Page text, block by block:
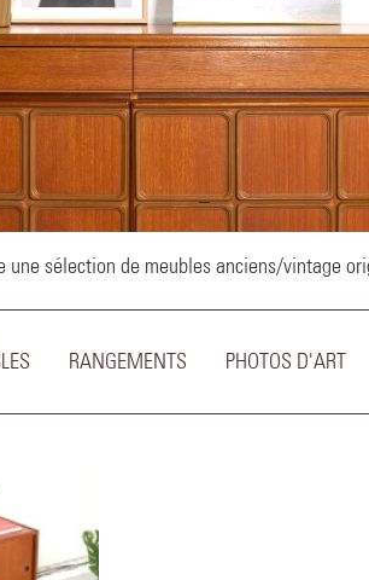
–
une sélection de meubles anciens/vintage
PHOTOS D'ART
RANGEMENTS